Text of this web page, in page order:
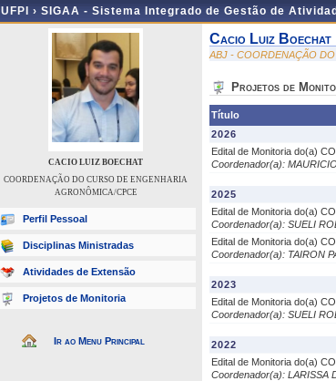
UFPI › SIGAA - Sistema Integrado de Gestão de
CACIO LUIZ BOECHAT
COORDENAÇÃO DO CURSO DE ENGENHARIA
AGRONÔMICA/CPCE
Perfil Pessoal
Disciplinas Ministradas
Atividades de Extensão
Projetos de Monitoria
Ir ao Menu Principal
Cacio Luiz Boechat
ABJ - COORDENAÇÃO
Projetos de
Título
2026
Edital de Monitoria do(a)
Coordenador(a):
2025
Edital de Monitoria do(a)
Coordenador(a): SUELI
Edital de Monitoria do(a)
Coordenador(a): TAIRON
2023
Edital de Monitoria do(a)
Coordenador(a): SUELI
2022
Edital de Monitoria do(a)
Coordenador(a): LARISSA